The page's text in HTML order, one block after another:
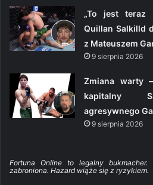
„To jest teraz
Quillan Salkilld
z Mateuszem
9 sierpnia 2026
Zmiana warty
kapitalny
agresywnego
9 sierpnia 2026
Fortuna Online to legalny
zabroniona. Hazard wiąże się z ryzykiem.